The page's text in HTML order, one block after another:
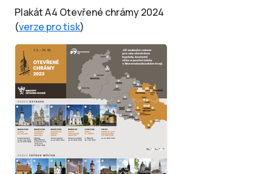
Plakát A4 Otevřené chrámy 2024
(verze pro tisk)